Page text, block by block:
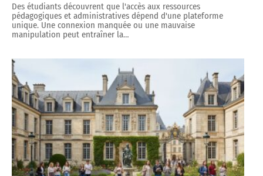
Des étudiants découvrent que l'accès aux ressources
pédagogiques et administratives dépend d'une plateforme
unique. Une connexion manquée ou une mauvaise
manipulation peut entraîner la…